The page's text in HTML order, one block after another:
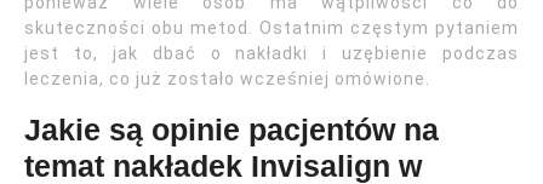
skuteczności obu metod. Ostatnim częstym pytaniem
jest to, jak dbać o nakładki i uzębienie podczas
leczenia, co już zostało wcześniej omówione.
Jakie są opinie pacjentów na
temat nakładek Invisalign w